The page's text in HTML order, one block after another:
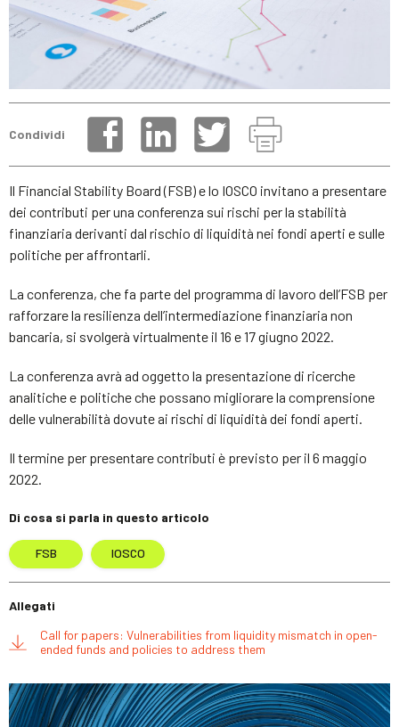
Condividi
Il Financial Stability Board (FSB) e lo IOSCO invitano a presentare
dei contributi per una conferenza sui rischi per la stabilità
finanziaria derivanti dal rischio di liquidità nei fondi aperti e sulle
politiche per affrontarli.
La conferenza, che fa parte del programma di lavoro dell’FSB per
rafforzare la resilienza dell’intermediazione finanziaria non
bancaria, si svolgerà virtualmente il 16 e 17 giugno 2022.
La conferenza avrà ad oggetto la presentazione di ricerche
analitiche e politiche che possano migliorare la comprensione
delle vulnerabilità dovute ai rischi di liquidità dei fondi aperti.
Il termine per presentare contributi è previsto per il 6 maggio
2022.
Di cosa si parla in questo articolo
FSB IOSCO
Allegati
Call for papers: Vulnerabilities from liquidity mismatch in open-
ended funds and policies to address them